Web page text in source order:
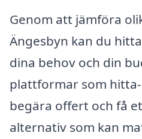
Genom att jämföra
Ängesbyn kan du
dina behov och din
plattformar som
begära offert och få
alternativ som kan